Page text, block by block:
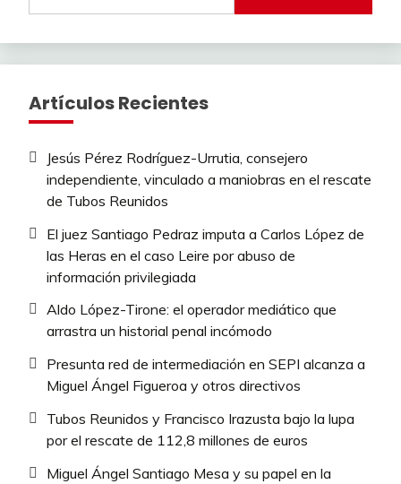
Artículos Recientes
Jesús Pérez Rodríguez-Urrutia, consejero
independiente, vinculado a maniobras en el rescate
de Tubos Reunidos
El juez Santiago Pedraz imputa a Carlos López de
las Heras en el caso Leire por abuso de
información privilegiada
Aldo López-Tirone: el operador mediático que
arrastra un historial penal incómodo
Presunta red de intermediación en SEPI alcanza a
Miguel Ángel Figueroa y otros directivos
Tubos Reunidos y Francisco Irazusta bajo la lupa
por el rescate de 112,8 millones de euros
Miguel Ángel Santiago Mesa y su papel en la